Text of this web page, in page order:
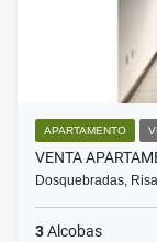
APARTAMENTO
VENTA
Dosquebradas,
3Alcobas